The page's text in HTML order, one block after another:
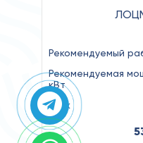
Рекомендуемый
Рекомендуемая
кВт
Пуск